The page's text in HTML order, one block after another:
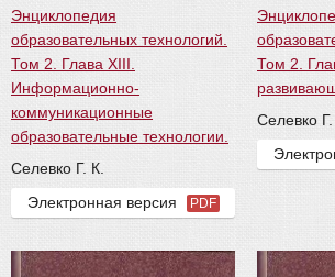
Энциклопедия
образовательных технологий.
Том 2. Глава XIII.
Информационно-
коммуникационные
образовательные технологии.
Селевко Г. К.
Электронная версия
PDF
Том 2.
Селевко Г.